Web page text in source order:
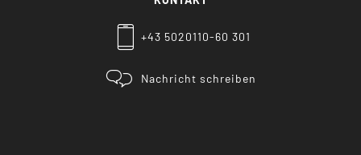
+43 5020110-60 301
Nachricht schreiben